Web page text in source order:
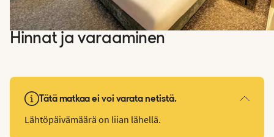
Hinnat ja varaaminen
Tätä matkaa ei voi varata netistä.
Lähtöpäivämäärä on liian lähellä.